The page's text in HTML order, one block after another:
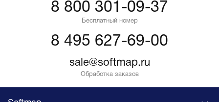
8 800 301-09-37
Бесплатный номер
8 495 627-69-00
sale@softmap.ru
Обработка заказов